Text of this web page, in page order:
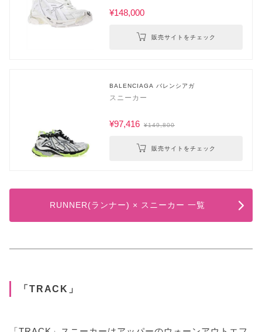
¥148,000
販売サイトをチェック
BALENCIAGA バレンシアガ
スニーカー
¥97,416 ¥149,800
販売サイトをチェック
RUNNER(ランナー) × スニーカー 一覧
「TRACK」